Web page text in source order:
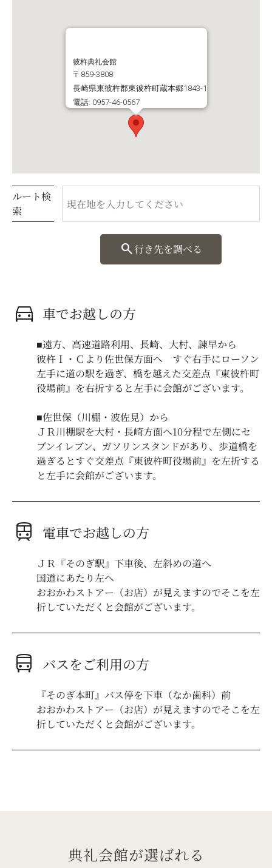
彼杵典礼会館
〒859-3808
長崎県東彼杵郡東彼杵町蔵本郷1843-1
電話: 0957-46-0567
ルート検
索
search行き先を調べる
directions_car 車でお越しの方
■遠方、高速道路利用、長崎、大村、諫早から
彼杵Ｉ・Ｃより佐世保方面へ すぐ右手にローソン
左手に道の駅を過ぎ、橋を越えた交差点『東彼杵町
役場前』を右折すると左手に会館がございます。
■佐世保（川棚・波佐見）から
ＪＲ川棚駅を大村・長崎方面へ10分程で左側にセ
ブンイレブン、ガソリンスタンドがあり、歩道橋を
過ぎるとすぐ交差点『東彼杵町役場前』を左折する
と左手に会館がございます。
train 電車でお越しの方
ＪＲ『そのぎ駅』下車後、左斜めの道へ
国道にあたり左へ
おおかわストアー（お店）が見えますのでそこを左
折していただくと会館がございます。
directions_bus バスをご利用の方
『そのぎ本町』バス停を下車（なか歯科）前
おおかわストアー（お店）が見えますのでそこを左
折していただくと会館がございます。
典礼会館が選ばれる